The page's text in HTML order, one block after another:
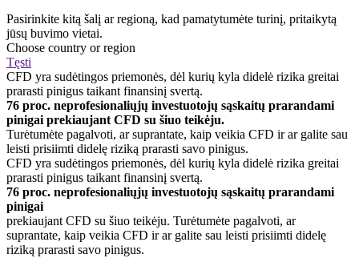
Pasirinkite kitą šalį ar regioną, kad pamatytumėte turinį, pritaikytą
jūsų buvimo vietai.
Choose country or region
Tęsti
CFD yra sudėtingos priemonės, dėl kurių kyla didelė rizika greitai
prarasti pinigus taikant finansinį svertą.
76 proc. neprofesionaliųjų investuotojų sąskaitų prarandami
pinigai prekiaujant CFD su šiuo teikėju.
Turėtumėte pagalvoti, ar suprantate, kaip veikia CFD ir ar galite sau
leisti prisiimti didelę riziką prarasti savo pinigus.
CFD yra sudėtingos priemonės, dėl kurių kyla didelė rizika greitai
prarasti pinigus taikant finansinį svertą.
76 proc. neprofesionaliųjų investuotojų sąskaitų prarandami
pinigai
prekiaujant CFD su šiuo teikėju. Turėtumėte pagalvoti, ar
suprantate, kaip veikia CFD ir ar galite sau leisti prisiimti didelę
riziką prarasti savo pinigus.